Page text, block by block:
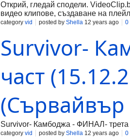
Открий, гледай сподели.
видео клипове, създаване на
category vid posted by Shella 12 years ago 0
Survivor-
част
(Сървайвър
Survivor- Камбоджа - ФИНАЛ-
category vid posted by Shella 12 years ago 0